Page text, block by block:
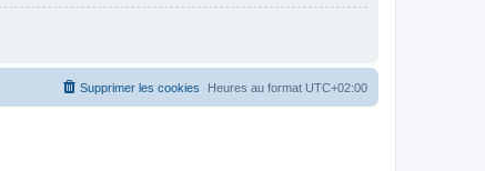
Heures au format UTC+02:00
Supprimer les cookies